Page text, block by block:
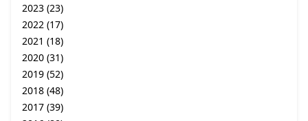
2023 (23)
2022 (17)
2021 (18)
2020 (31)
2019 (52)
2018 (48)
2017 (39)